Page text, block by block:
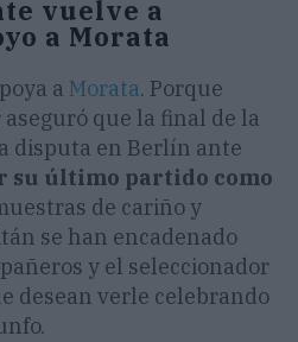
vuelve a
a Morata
a Morata. Porque
que la final de la
disputa en Berlín ante
su último partido como
de cariño y
se han encadenado
y el seleccionador
desean verle celebrando